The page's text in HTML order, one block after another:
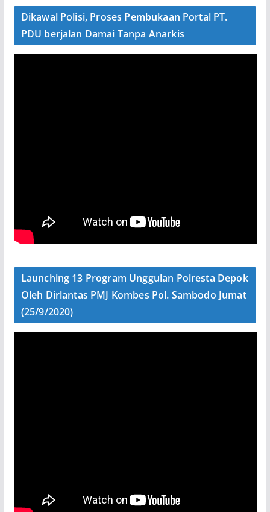
Dikawal Polisi, Proses Pembukaan Portal PT.
PDU berjalan Damai Tanpa Anarkis
Launching 13 Program Unggulan Polresta Depok
Oleh Dirlantas PMJ Kombes Pol. Sambodo Jumat
(25/9/2020)